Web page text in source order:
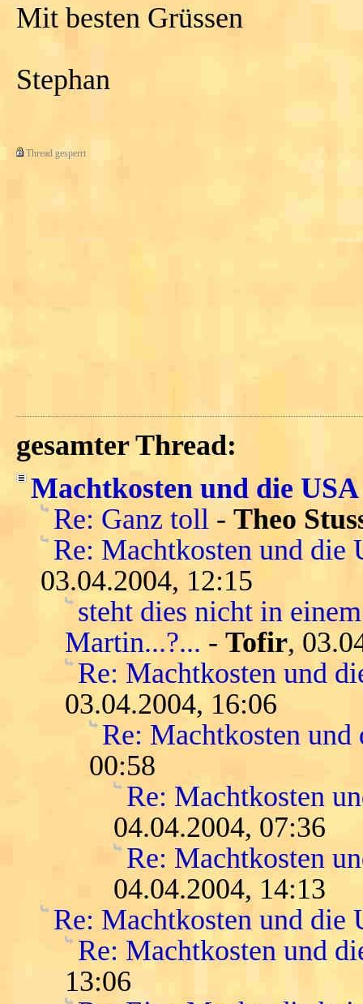
Mit besten Grüssen
Stephan
Thread gesperrt
gesamter Thread:
Machtkosten und die USA
Re: Ganz toll - Theo
Re: Machtkosten und die
03.04.2004, 12:15
steht dies nicht in
Martin...?... - Tofir,
Re: Machtkosten und
03.04.2004, 16:06
Re: Machtkosten und
00:58
Re: Machtkosten
04.04.2004, 07:36
Re: Machtkosten
04.04.2004, 14:13
Re: Machtkosten und die
Re: Machtkosten und
13:06